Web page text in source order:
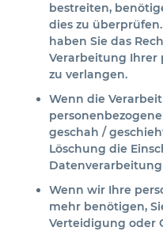
bestreiten,
dies zu
haben Sie das
Verarbeitung Ihrer
zu verlangen.
Wenn die
geschah /
Löschung die
Wenn wir Ihre
mehr benötigen,
Verteidigung oder